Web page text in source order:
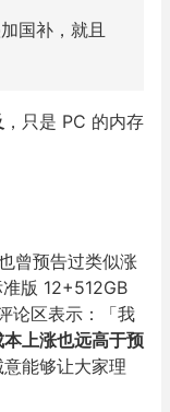
国补，就且
，只是 PC 的内存
曾预告过类似涨
版 12+512GB
论区表示：「我
上涨也远高于预
能够让大家理